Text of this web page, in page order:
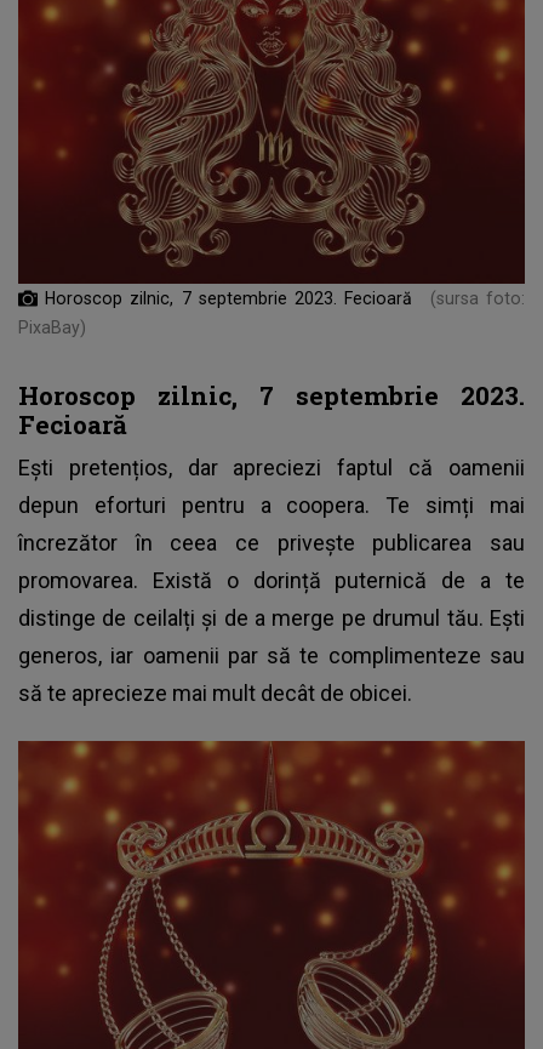
Horoscop zilnic, 7 septembrie 2023. Fecioară
(sursa foto:
PixaBay)
Horoscop zilnic, 7 septembrie 2023.
Fecioară
Ești pretențios, dar apreciezi faptul că oamenii
depun eforturi pentru a coopera. Te simți mai
încrezător în ceea ce privește publicarea sau
promovarea. Există o dorință puternică de a te
distinge de ceilalți și de a merge pe drumul tău. Ești
generos, iar oamenii par să te complimenteze sau
să te aprecieze mai mult decât de obicei.